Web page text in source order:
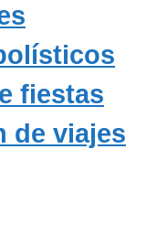
fiestas
de viajes